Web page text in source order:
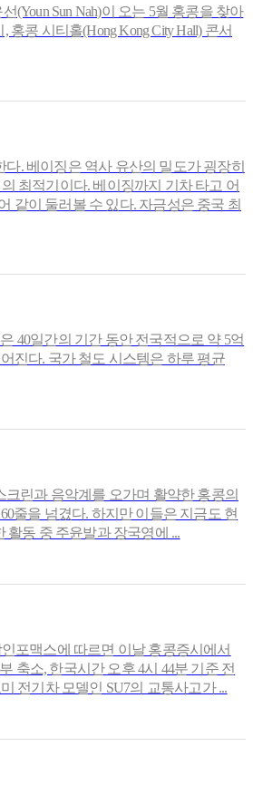
(Youn Sun Nah)이 오는 5월 홍콩을 찾아
콩 시티홀(Hong Kong City Hall) 콘서
. 베이징은 역사 유산의 밀도가 굉장히
최적기이다. 베이징까지 기차 타고 어
같이 둘러볼 수 있다. 자금성은 중국 최
40일간의 기간 동안 전국적으로 약 5억
진다. 국가 철도 시스템은 하루 평균
크린과 음악계를 오가며 활약한 홍콩의
줄을 넘겼다. 하지만 이들은 지금도 현
동 중 주윤발과 장국영에 ...
포맥스에 따르면 이날 홍콩증시에서
축소, 한국시간 오후 4시 44분 기준 전
전기차 모델인 SU7의 교통사고가 ...